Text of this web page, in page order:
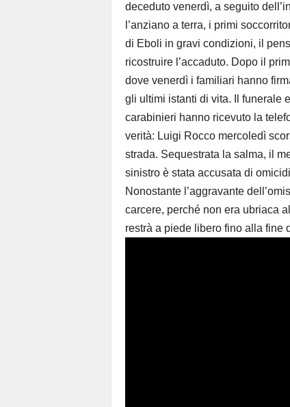
deceduto venerdì, a seguito
l’anziano a terra, i primi
di Eboli in gravi condizioni, il
ricostruire l’accaduto. Dopo il
dove venerdì i familiari hanno
gli ultimi istanti di vita. Il funerale
carabinieri hanno ricevuto la
verità: Luigi Rocco mercoledì
strada. Sequestrata la salma, il
sinistro è stata accusata di
Nonostante l’aggravante
carcere, perché non era ubriaca
restrà a piede libero fino alla fine